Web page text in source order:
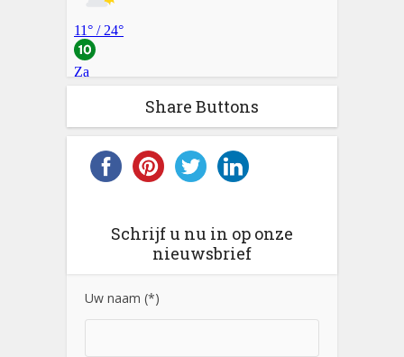
Share Buttons
Schrijf u nu in op onze
nieuwsbrief
Uw naam (*)